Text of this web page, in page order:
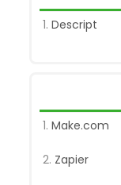
Descript
Make.com
Zapier